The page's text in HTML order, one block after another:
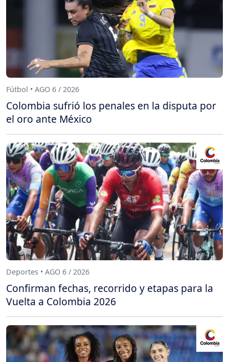
Fútbol • AGO 6 / 2026
Colombia sufrió los penales en la disputa por
el oro ante México
Deportes • AGO 6 / 2026
Confirman fechas, recorrido y etapas para la
Vuelta a Colombia 2026